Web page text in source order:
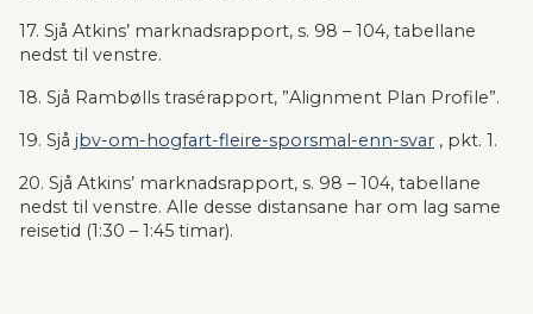
17. Sjå Atkins’ marknadsrapport, s. 98 – 104, tabellane
nedst til venstre.
18. Sjå Rambølls trasérapport, ”Alignment Plan Profile”.
19. Sjå jbv-om-hogfart-fleire-sporsmal-enn-svar , pkt. 1.
20. Sjå Atkins’ marknadsrapport, s. 98 – 104, tabellane
nedst til venstre. Alle desse distansane har om lag same
reisetid (1:30 – 1:45 timar).